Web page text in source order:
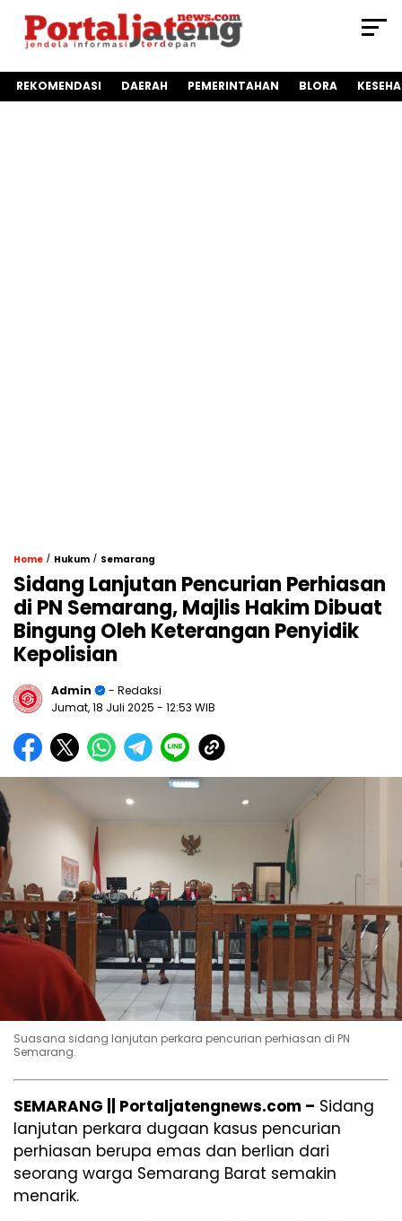
REKOMENDASI DAERAH PEMERINTAHAN BLORA
Home / Hukum / Semarang
Sidang Lanjutan Pencurian Perhiasan
di PN Semarang, Majlis Hakim Dibuat
Bingung Oleh Keterangan Penyidik
Kepolisian
Admin
- Redaksi
Jumat, 18 Juli 2025 - 12:53 WIB
Suasana sidang lanjutan perkara pencurian perhiasan di PN
Semarang.
SEMARANG || Portaljatengnews.com – Sidang
lanjutan perkara dugaan kasus pencurian
perhiasan berupa emas dan berlian dari
seorang warga Semarang Barat semakin
menarik.